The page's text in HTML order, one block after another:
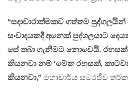
“සදාචාරාත්මකව ගත්තම
සංවාදයකදී අනෙක් පුද්ගලයාට
සේ තබා ගැනීමට නොවෙයි. රහසක්
කියනවා නම් ‘මේක රහසක්,
කියනවා,” මහාචාර්ය සමරජීව